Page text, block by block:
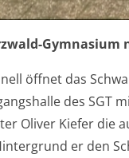
Gymnasium
öffnet das
des SGT
Oliver Kiefer die
er den